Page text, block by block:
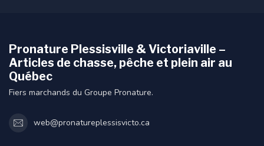
Pronature Plessisville & Victoriaville –
Articles de chasse, pêche et plein air au
Québec
Fiers marchands du Groupe Pronature.
web@pronatureplessisvicto.ca